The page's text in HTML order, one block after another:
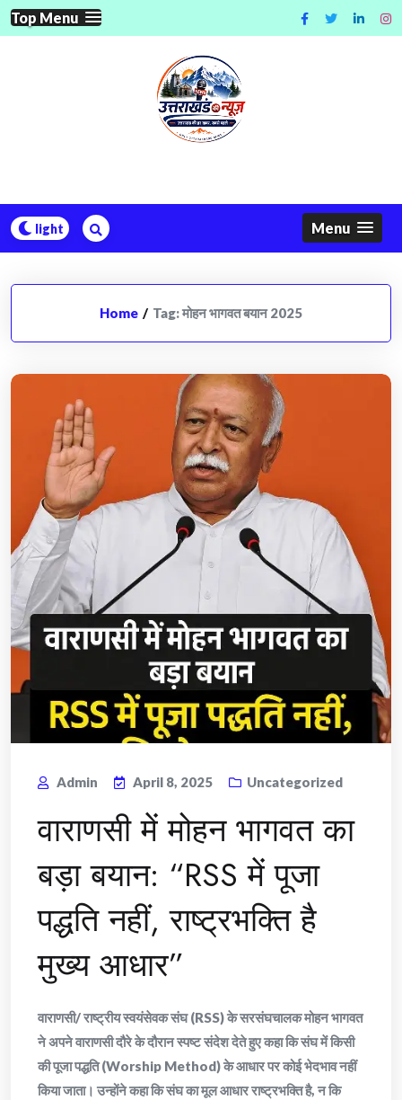
Skip
to
Top Menu
Menu
Home / Tag:मोहन भागवत बयान 2025
Admin April 8, 2025 Uncategorized
वाराणसी में मोहन भागवत का
बड़ा बयान: “RSS में पूजा
पद्धति नहीं, राष्ट्रभक्ति है
मुख्य आधार”
वाराणसी/ राष्ट्रीय स्वयंसेवक संघ (RSS) के सरसंघचालक मोहन भागवत
ने अपने वाराणसी दौरे के दौरान स्पष्ट संदेश देते हुए कहा कि संघ में किसी
की पूजा पद्धति (Worship Method) के आधार पर कोई भेदभाव नहीं
किया जाता। उन्होंने कहा कि संघ का मूल आधार राष्ट्रभक्ति है, न कि